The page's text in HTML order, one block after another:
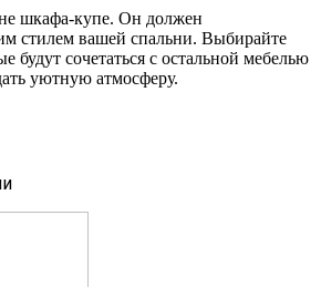
шкафа-купе. Он должен
стилем вашей спальни. Выбирайте
будут сочетаться с остальной мебелью
уютную атмосферу.